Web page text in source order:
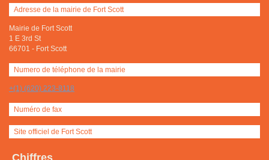
Adresse de la mairie de Fort Scott
Mairie de Fort Scott
1 E 3rd St
66701 - Fort Scott
Numero de téléphone de la mairie
+(1) (620) 223-8118
Numéro de fax
Site officiel de Fort Scott
Chiffres